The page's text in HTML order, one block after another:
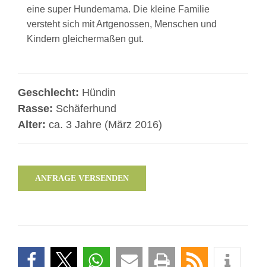
eine super Hundemama. Die kleine Familie
versteht sich mit Artgenossen, Menschen und
Kindern gleichermaßen gut.
Geschlecht: Hündin
Rasse: Schäferhund
Alter: ca. 3 Jahre (März 2016)
ANFRAGE VERSENDEN